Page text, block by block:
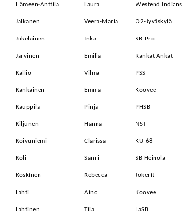
Hämeen-Anttila Laura Westend Indians
Jalkanen Veera-Maria O2-Jyväskylä
Jokelainen Inka SB-Pro
Järvinen Emilia Rankat Ankat
Kallio Vilma PSS
Kankainen Emma Koovee
Kauppila Pinja PHSB
Kiljunen Hanna NST
Koivuniemi Clarissa KU-68
Koli Sanni SB Heinola
Koskinen Rebecca Jokerit
Lahti Aino Koovee
Lahtinen Tiia LaSB